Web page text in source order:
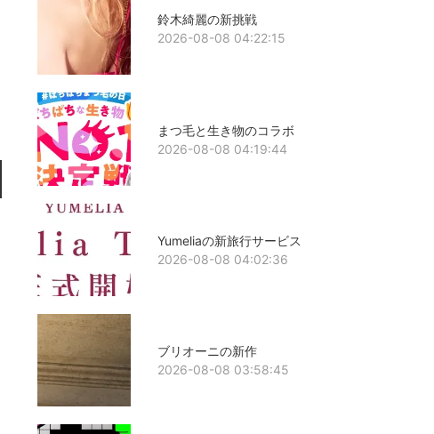
鈴木綺麗の新挑戦
2026-08-08 04:22:15
まつ毛と生き物のコラボ
2026-08-08 04:19:44
Yumeliaの新旅行サービス
2026-08-08 04:02:36
ブリオーニの新作
2026-08-08 03:58:45